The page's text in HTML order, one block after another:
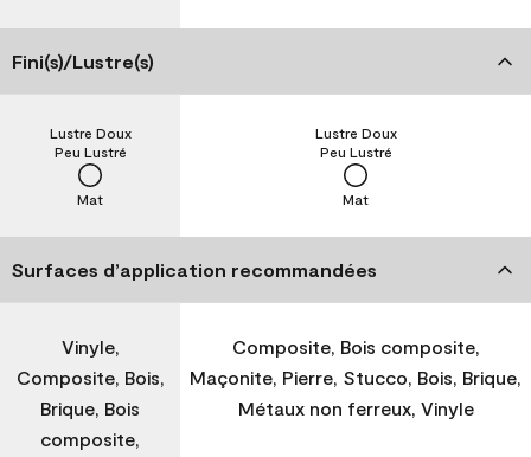
Fini(s)/Lustre(s)
Mat
Peu Lustré
Lustre Doux
Mat
Peu Lustré
Lustre Doux
Surfaces d’application recommandées
Vinyle,
Composite, Bois,
Brique, Bois
composite,
Composite, Bois composite,
Maçonite, Pierre, Stucco, Bois, Brique,
Métaux non ferreux, Vinyle